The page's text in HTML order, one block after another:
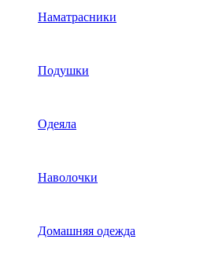
Наматрасники
Подушки
Одеяла
Наволочки
Домашняя одежда